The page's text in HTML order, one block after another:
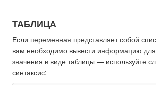
ТАБЛИЦА
Если переменная представляет собой
вам необходимо вывести информацию для
значения в виде таблицы — используйте
синтаксис: